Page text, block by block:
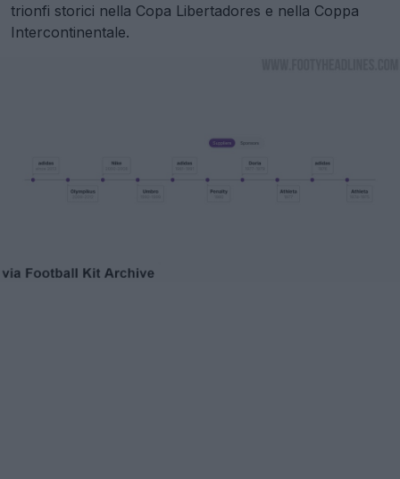
trionfi storici nella Copa Libertadores e nella Coppa
Intercontinentale.